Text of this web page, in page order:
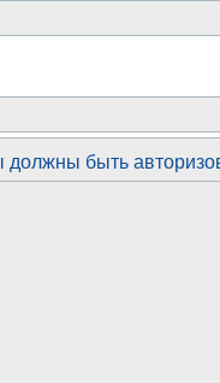
должны быть